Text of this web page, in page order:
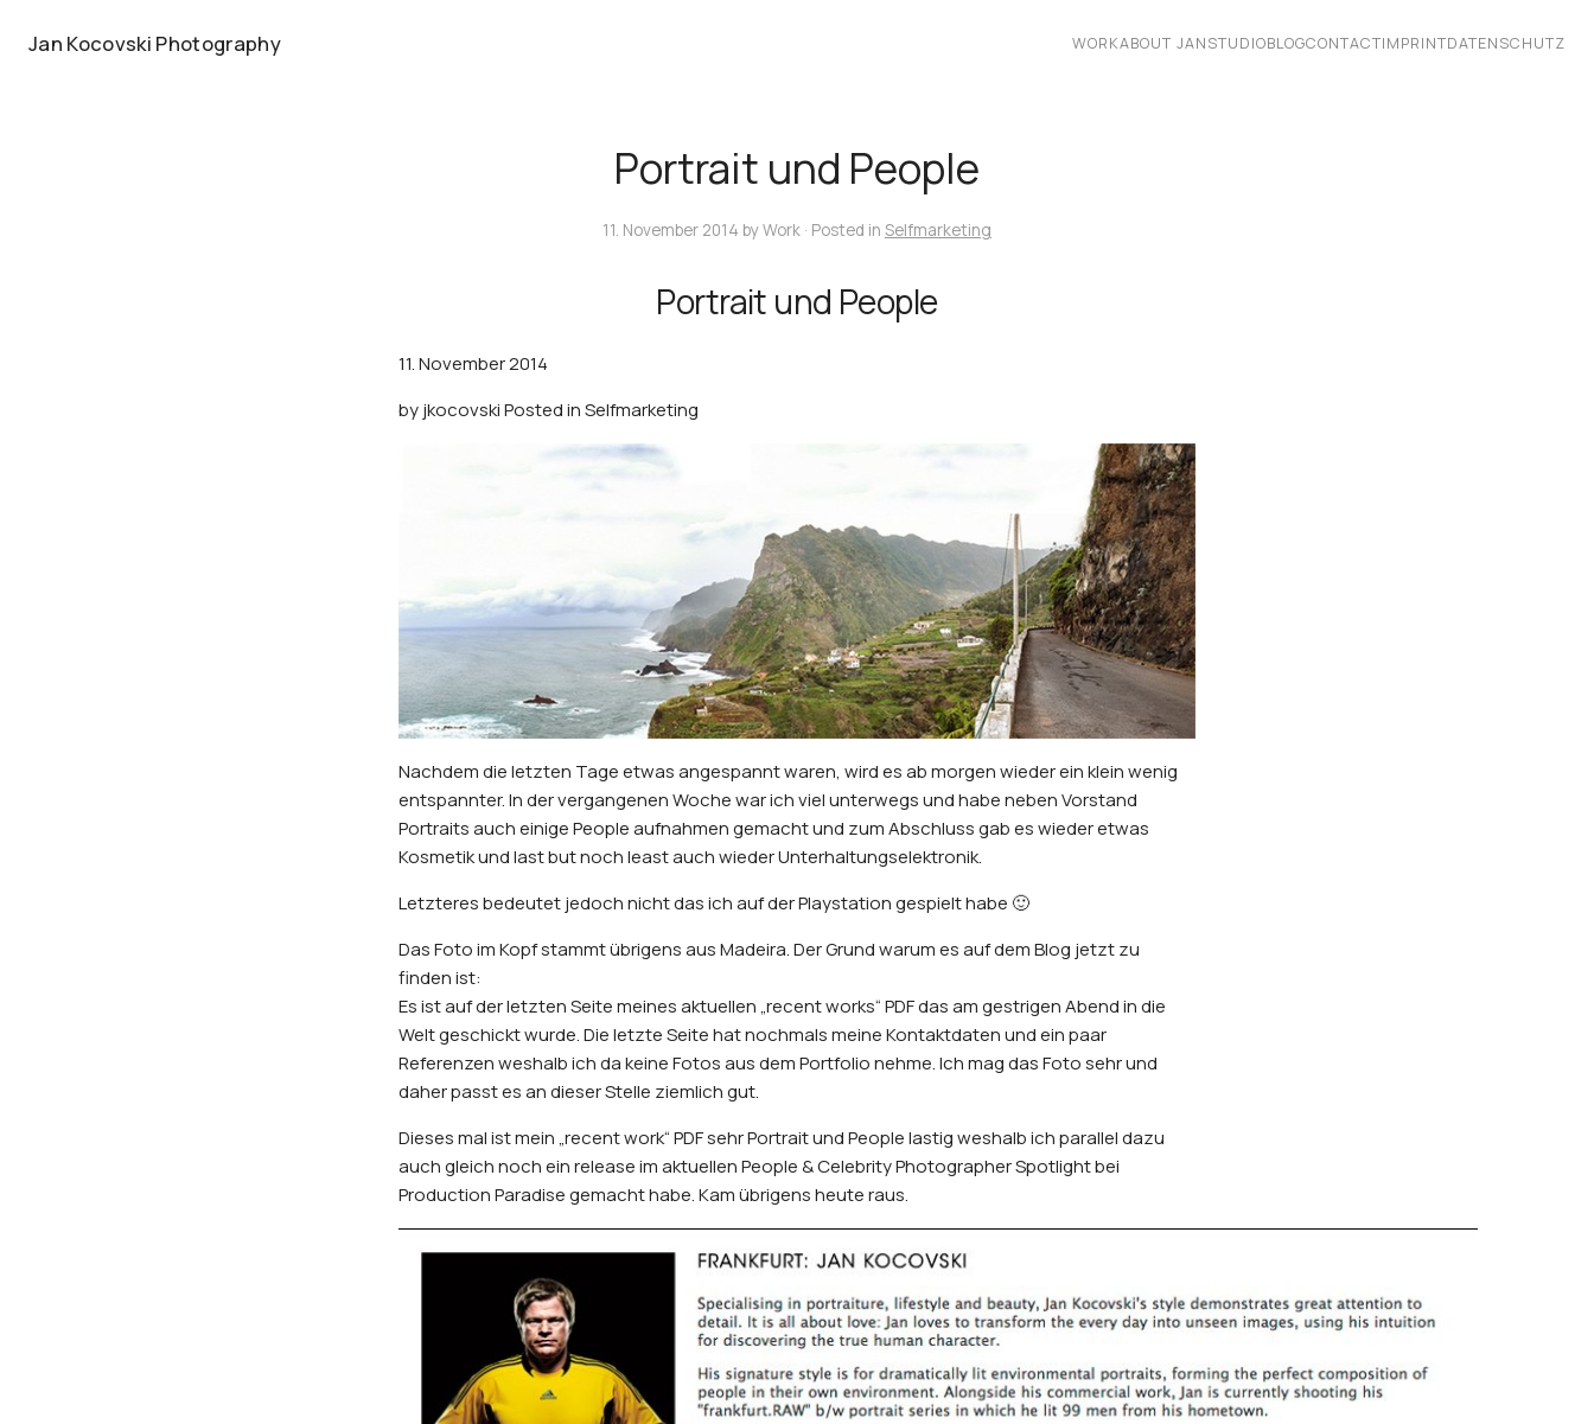
Jan Kocovski Photography WORKABOUT JANSTUDIOBLOGCONTACTIMPRINTDATENSCHUTZ
Portrait und People
11. November 2014 byWork · Posted in Selfmarketing
Portrait und People
11. November 2014
byjkocovskiPosted inSelfmarketing
Nachdem die letzten Tage etwas angespannt waren, wird es ab morgen wieder ein klein wenig
entspannter. In der vergangenen Woche war ich viel unterwegs und habe neben Vorstand
Portraits auch einige People aufnahmen gemacht und zum Abschluss gab es wieder etwas
Kosmetik und last but noch least auch wieder Unterhaltungselektronik.
Letzteres bedeutet jedoch nicht das ich auf der Playstation gespielt habe 🙂
Das Foto im Kopf stammt übrigens aus Madeira. Der Grund warum es auf dem Blog jetzt zu
finden ist:
Es ist auf der letzten Seite meines aktuellen „recent works“ PDF das am gestrigen Abend in die
Welt geschickt wurde. Die letzte Seite hat nochmals meine Kontaktdaten und ein paar
Referenzen weshalb ich da keine Fotos aus dem Portfolio nehme. Ich mag das Foto sehr und
daher passt es an dieser Stelle ziemlich gut.
Dieses mal ist mein „recent work“ PDF sehr Portrait und People lastig weshalb ich parallel dazu
auch gleich noch ein release im aktuellenPeople & Celebrity PhotographerSpotlight bei
Production Paradise gemacht habe. Kam übrigens heute raus.